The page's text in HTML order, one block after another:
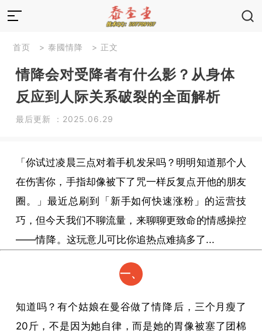
首页 > 泰國情降 > 正文
情降会对受降者有什么影？从身体
反应到人际关系破裂的全面解析
最后更新 ：2025.06.29
「你试过凌晨三点对着手机发呆吗？明明知道那个人
在伤害你，手指却像被下了咒一样反复点开他的朋友
圈。」最近总刷到「新手如何快速涨粉」的运营技
巧，但今天我们不聊流量，来聊聊更致命的情感操控
——情降。这玩意儿可比你追热点难搞多了...
一、
身体
知道吗？有个姑娘在曼谷做了情降 后，三个月瘦了
20斤，不是因为她自律，而是她的胃像被塞了团棉